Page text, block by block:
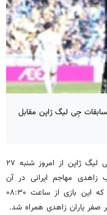
جِی لیگ ژاپن مقابل
، فصل جدید رقابت‌های جِی لیگ ژاپن از امروز شنبه ۲۷
زاهدی مهاجم ایرانی در آن
عضویت دارد به مصاف تیم کاشیوا ریسول رفت که این بازی از ساعت ۰۸:۳۰
صفر یاران زاهدی همراه شد.